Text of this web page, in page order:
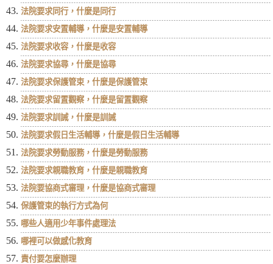
法院要求同行，什麼是同行
法院要求安置輔導，什麼是安置輔導
法院要求收容，什麼是收容
法院要求協尋，什麼是協尋
法院要求保護管束，什麼是保護管束
法院要求留置觀察，什麼是留置觀察
法院要求訓誡，什麼是訓誡
法院要求假日生活輔導，什麼是假日生活輔導
法院要求勞動服務，什麼是勞動服務
法院要求親職教育，什麼是親職教育
法院要協商式審理，什麼是協商式審理
保護管束的執行方式為何
哪些人適用少年事件處理法
哪裡可以做感化教育
責付要怎麼辦理